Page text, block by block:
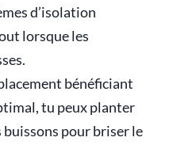
d’isolation
lorsque les
bénéficiant
tu peux planter
buissons pour briser le